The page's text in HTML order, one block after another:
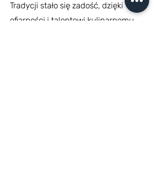
Tradycji stało się zadość, dzięki
ofiarności i talentowi kulinarnemu